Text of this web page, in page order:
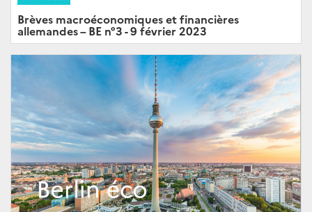
Brèves macroéconomiques et financières
allemandes – BE n°3 - 9 février 2023